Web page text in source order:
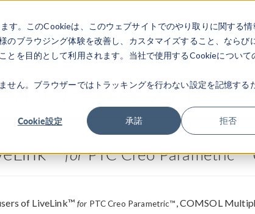
す。このCookieは、このウェブサイトでのやり取りに関する情
ブラウジング体験を改善し、カスタマイズすること、ならび
を目的として利用されます。当社で使用するCookieについて
ん。ブラウザーではトラッキングを行わない設定を記憶する
Cookie設定 承諾 拒否
製品 業界 ビデオギャラリ
リリースハイライト
forPTC Creo Parametric™
of LiveLink™ for PTC Creo Parametric™, COMSOL